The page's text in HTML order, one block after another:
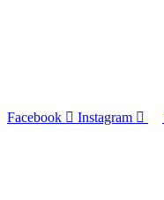
Facebook Instagram